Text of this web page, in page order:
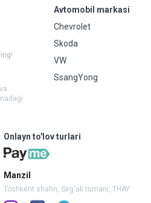
Avtomobil markasi
Chevrolet
Skoda
VW
SsangYong
Onlayn to'lov turlari
Manzil
Toshkent shahri, Sirg'ali tumani, THAY